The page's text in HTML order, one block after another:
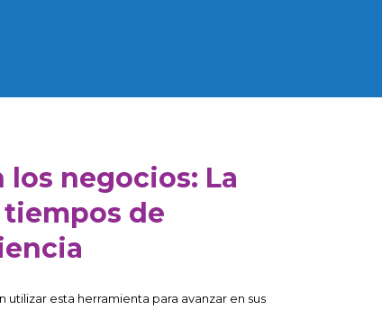
negocios: La
de
esta herramienta para avanzar en sus